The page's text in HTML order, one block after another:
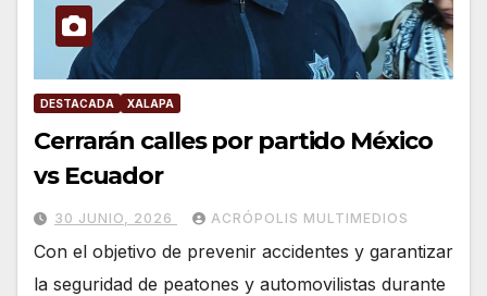
DESTACADA XALAPA
Cerrarán calles por partido México
vs Ecuador
30 JUNIO, 2026 ACRÓPOLIS MULTIMEDIOS
Con el objetivo de prevenir accidentes y garantizar
la seguridad de peatones y automovilistas durante